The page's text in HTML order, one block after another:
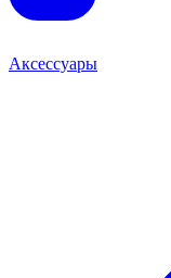
Аксессуары